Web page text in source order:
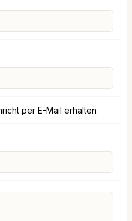
per E-Mail erhalten